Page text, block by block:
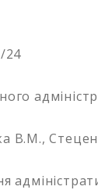
24
В.М.,